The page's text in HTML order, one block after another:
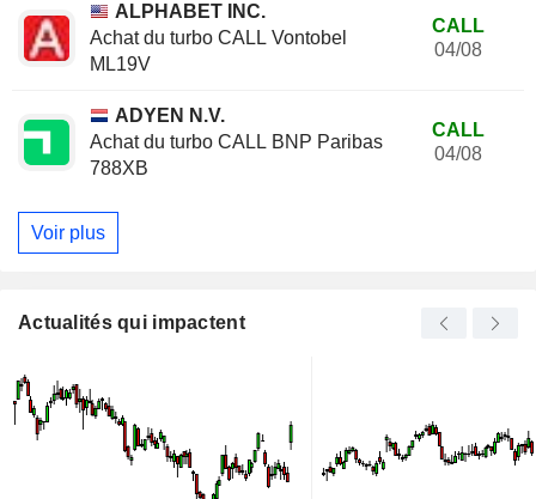
ALPHABET INC.
Achat du turbo CALL Vontobel
ML19V
CALL
04/08
ADYEN N.V.
Achat du turbo CALL BNP Paribas
788XB
CALL
04/08
Voir plus
Actualités qui impactent